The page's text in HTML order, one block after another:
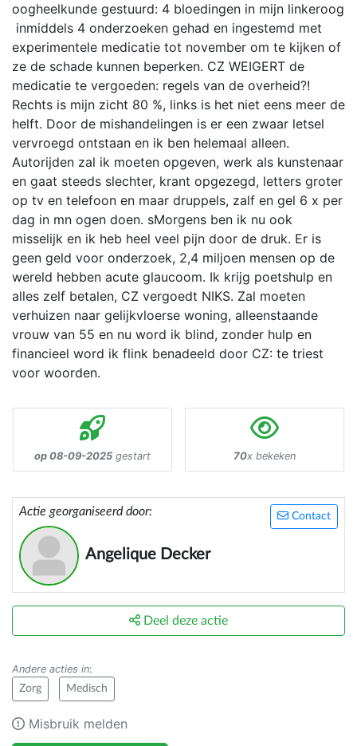
oogheelkunde gestuurd: 4 bloedingen in mijn linkeroog
inmiddels 4 onderzoeken gehad en ingestemd met
experimentele medicatie tot november om te kijken of
ze de schade kunnen beperken. CZ WEIGERT de
medicatie te vergoeden: regels van de overheid?!
Rechts is mijn zicht 80 %, links is het niet eens meer de
helft. Door de mishandelingen is er een zwaar letsel
vervroegd ontstaan en ik ben helemaal alleen.
Autorijden zal ik moeten opgeven, werk als kunstenaar
en gaat steeds slechter, krant opgezegd, letters groter
op tv en telefoon en maar druppels, zalf en gel 6 x per
dag in mn ogen doen. sMorgens ben ik nu ook
misselijk en ik heb heel veel pijn door de druk. Er is
geen geld voor onderzoek, 2,4 miljoen mensen op de
wereld hebben acute glaucoom. Ik krijg poetshulp en
alles zelf betalen, CZ vergoedt NIKS. Zal moeten
verhuizen naar gelijkvloerse woning, alleenstaande
vrouw van 55 en nu word ik blind, zonder hulp en
financieel word ik flink benadeeld door CZ: te triest
voor woorden.
op 08-09-2025 gestart 70x bekeken
Contact
Actie georganiseerd door:
Angelique Decker
Deel deze actie
Andere acties in:
Zorg Medisch
Misbruik melden